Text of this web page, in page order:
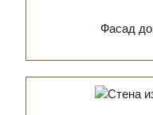
Фасад